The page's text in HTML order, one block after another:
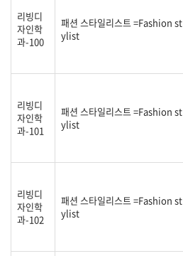
리빙디
자인학
과-100
패션 스타일리스트 =Fashion st
ylist
리빙디
자인학
과-101
패션 스타일리스트 =Fashion st
ylist
리빙디
자인학
과-102
패션 스타일리스트 =Fashion st
ylist